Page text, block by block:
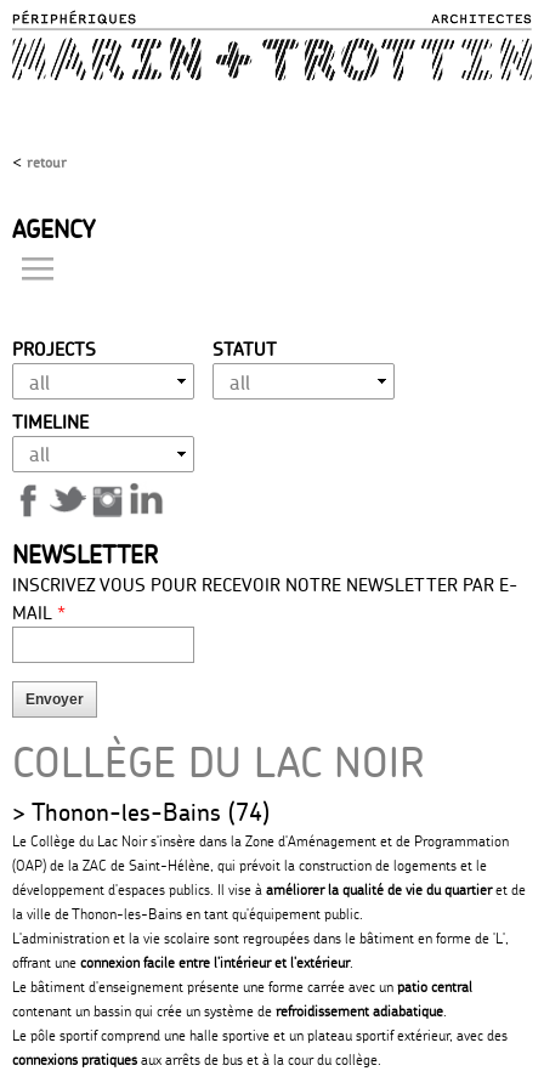
main
content
< retour
AGENCY
philosophy
expertise
vocation
history
distinctions
team
contact
press
PROJECTS STATUT
TIMELINE
NEWSLETTER
INSCRIVEZ VOUS POUR RECEVOIR NOTRE NEWSLETTER PAR E-
MAIL *
COLLÈGE DU LAC NOIR
Thonon-les-Bains (74)
Le Collège du Lac Noir s'insère dans la Zone d'Aménagement et de Programmation
(OAP) de la ZAC de Saint-Hélène, qui prévoit la construction de logements et le
développement d'espaces publics. Il vise à améliorer la qualité de vie du quartieret de
la ville de Thonon-les-Bains en tant qu'équipement public.
L'administration et la vie scolaire sont regroupées dans le bâtiment en forme de 'L',
offrant une connexion facile entre l'intérieur et l'extérieur.
Le bâtiment d'enseignement présente une forme carrée avec un patio central
contenant un bassin qui crée un système de refroidissement adiabatique.
Le pôle sportif comprend une halle sportive et un plateau sportif extérieur, avec des
connexions pratiques aux arrêts de bus et à la cour du collège.